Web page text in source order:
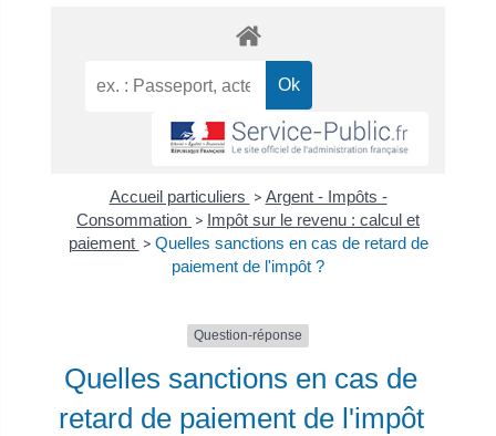
Accueil particuliers > Argent - Impôts -
Consommation > Impôt sur le revenu : calcul et
paiement > Quelles sanctions en cas de retard de
paiement de l'impôt ?
Question-réponse
Quelles sanctions en cas de
retard de paiement de l'impôt